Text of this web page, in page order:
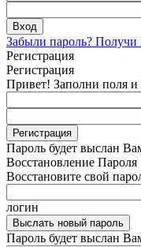
Забыли пароль?
Регистрация
Регистрация
Привет! Заполни поля и
Пароль будет выслан
Восстановление Пароля
Восстановите свой
логин
Пароль будет выслан